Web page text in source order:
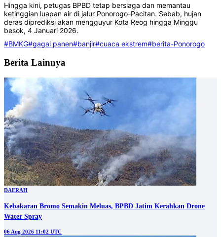
Hingga kini, petugas BPBD tetap bersiaga dan memantau
ketinggian luapan air di jalur Ponorogo-Pacitan. Sebab, hujan
deras diprediksi akan mengguyur Kota Reog hingga Minggu
besok, 4 Januari 2026.
#BMKG#gagal panen#banjir#cuaca ekstrem#berita-Ponorogo
Berita Lainnya
DAERAH
Kebakaran Bromo Semakin Meluas, BPBD Jatim Kerahkan Drone
Water Spray
06 Aug 2026 11:02 UTC